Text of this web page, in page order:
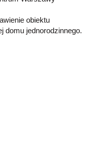
obiektu
domu jednorodzinnego.